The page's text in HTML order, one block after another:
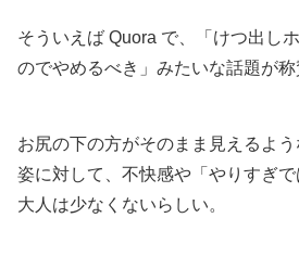
そういえば Quora で、「けつ出し
のでやめるべき」みたいな話題が称
お尻の下の方がそのまま見えるよ
姿に対して、不快感や「やりすぎ
大人は少なくないらしい。